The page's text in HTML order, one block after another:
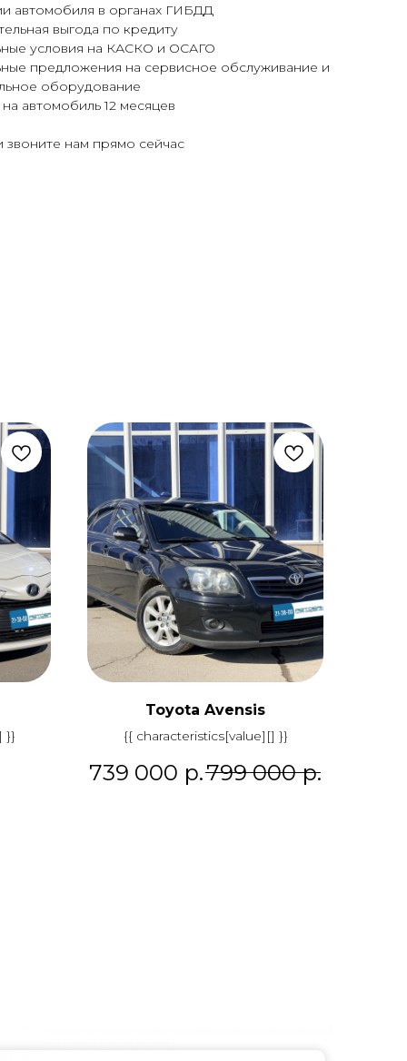
автомобиля в органах ГИБДД
выгода по кредиту
условия на КАСКО и ОСАГО
предложения на сервисное обслуживание и
оборудование
автомобиль 12 месяцев
нам прямо сейчас
}}
Toyota Avensis
{{ characteristics[value][] }}
739 000 р.799 000 р.